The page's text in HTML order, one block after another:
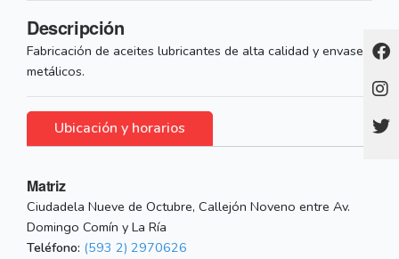
Descripción
Fabricación de aceites lubricantes de alta calidad y envases
metálicos.
Ubicación y horarios
Matriz
Ciudadela Nueve de Octubre, Callejón Noveno entre Av.
Domingo Comín y La Ría
Teléfono: (593 2) 2970626